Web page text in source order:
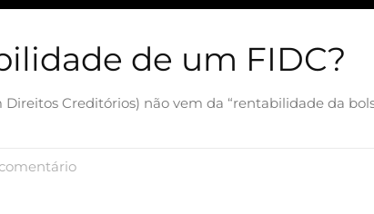
de um FIDC?
Creditórios) não vem da “rentabilidade da